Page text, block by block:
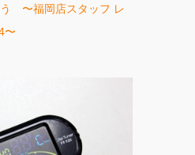
〜福岡店スタッフ レ
〜